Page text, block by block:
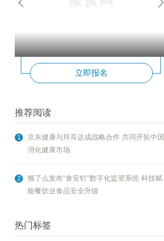
立即报名
推荐阅读
1
京东健康与拜耳达成战略合作 共同开拓中国
消化健康市场
2
饿了么发布“食安钉”数字化监管系统 科技赋
能餐饮业食品安全升级
热门标签